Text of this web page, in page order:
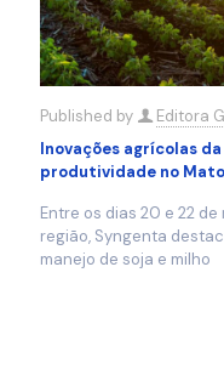
Published by
Editora
Inovações agrícolas
produtividade no
Entre os dias 20 e 22
região, Syngenta
manejo de soja e milho